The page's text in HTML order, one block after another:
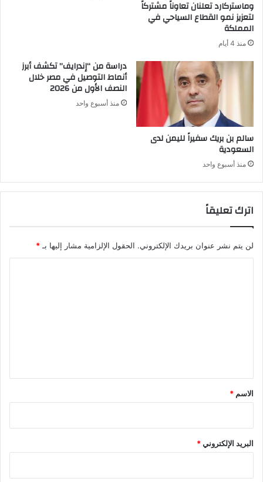
وماستركارد تعلنان تعاوناً مشتركاً
لتعزيز نمو القطاع السياحي في
المملكة
منذ 4 أيام
سالم بن بريك سفيراً لليمن لدى
السعودية
منذ أسبوع واحد
دراسة من “إندرايف” تكشف أبرز
أنماط التوصيل في مصر خلال
النصف الأول من 2026
منذ أسبوع واحد
اترك تعليقاً
لن يتم نشر عنوان بريدك الإلكتروني. الحقول الإلزامية مشار إليها بـ *
*
الاسم *
البريد الإلكتروني*